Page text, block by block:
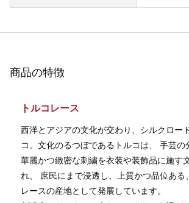
商品の特徴
トルコレース
西洋とアジアの文化が交わり、シルクロー
コ。文化のるつぼであるトルコは、 手芸の
華麗かつ緻密な刺繍を衣装や装飾品に施す
れ、 庶民にまで浸透し、上質かつ品位ある
レースの産地として発展しています。